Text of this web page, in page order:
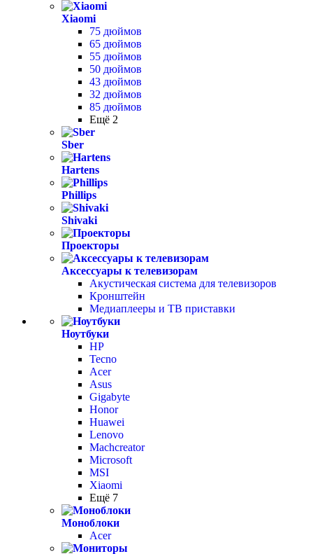
Xiaomi
75 дюймов
65 дюймов
55 дюймов
50 дюймов
43 дюймов
32 дюймов
85 дюймов
Ещё 2
Sber
Hartens
Phillips
Shivaki
Проекторы
Аксессуары к телевизорам
Акустическая система для телевизоров
Кронштейн
Медиаплееры и ТВ приставки
Ноутбуки
HP
Tecno
Acer
Asus
Gigabyte
Honor
Huawei
Lenovo
Machcreator
Microsoft
MSI
Xiaomi
Ещё 7
Моноблоки
Acer